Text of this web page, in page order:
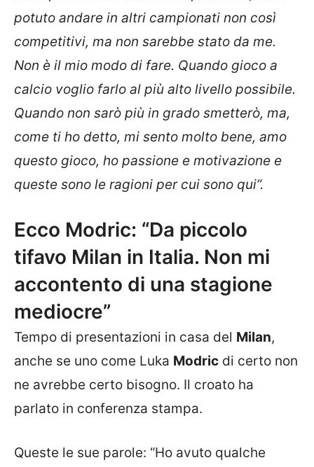
potuto andare in altri campionati non così
competitivi, ma non sarebbe stato da me.
Non è il mio modo di fare. Quando gioco a
calcio voglio farlo al più alto livello possibile.
Quando non sarò più in grado smetterò, ma,
come ti ho detto, mi sento molto bene, amo
questo gioco, ho passione e motivazione e
queste sono le ragioni per cui sono qui”.
Ecco Modric: “Da piccolo
tifavo Milan in Italia. Non mi
accontento di una stagione
mediocre”
Tempo di presentazioni in casa del Milan,
anche se uno come Luka Modric di certo non
ne avrebbe certo bisogno. Il croato ha
parlato in conferenza stampa.
Queste le sue parole: “Ho avuto qualche